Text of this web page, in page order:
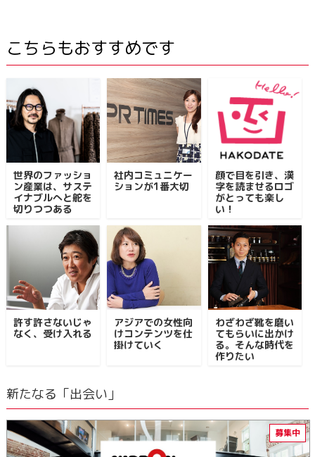
こちらもおすすめです
世界のファッショ
ン産業は、サステ
イナブルへと舵を
切りつつある
社内コミュニケー
ションが1番大切
顔で目を引き、漢
字を読ませるロゴ
がとっても楽し
い！
許す許さないじゃ
なく、受け入れる
アジアでの女性向
けコンテンツを仕
掛けていく
わざわざ靴を磨い
てもらいに出かけ
る。そんな時代を
作りたい
新たなる「出会い」